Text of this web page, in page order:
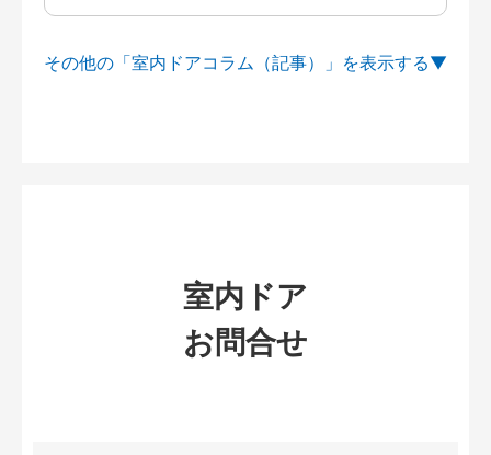
その他の「室内ドアコラム（記事）」を
室内ドア
お問合せ